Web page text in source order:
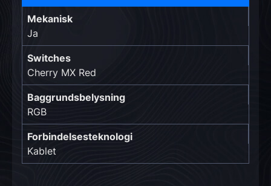
Mekanisk
Ja
Switches
Cherry MX Red
Baggrundsbelysning
RGB
Forbindelsesteknologi
Kablet